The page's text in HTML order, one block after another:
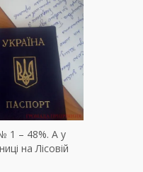
1 – 48%. А у
на Лісовій